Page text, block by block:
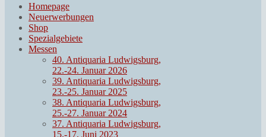
Homepage
Neuerwerbungen
Shop
Spezialgebiete
Messen
40. Antiquaria Ludwigsburg,
22.-24. Januar 2026
39. Antiquaria Ludwigsburg,
23.-25. Januar 2025
38. Antiquaria Ludwigsburg,
25.-27. Januar 2024
37. Antiquaria Ludwigsburg,
15.-17. Juni 2023